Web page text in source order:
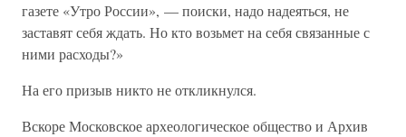
газете «Утро России», — поиски, надо надеяться, не
заставят себя ждать. Но кто возьмет на себя связанные с
ними расходы?»
На его призыв никто не откликнулся.
Вскоре Московское археологическое общество и Архив